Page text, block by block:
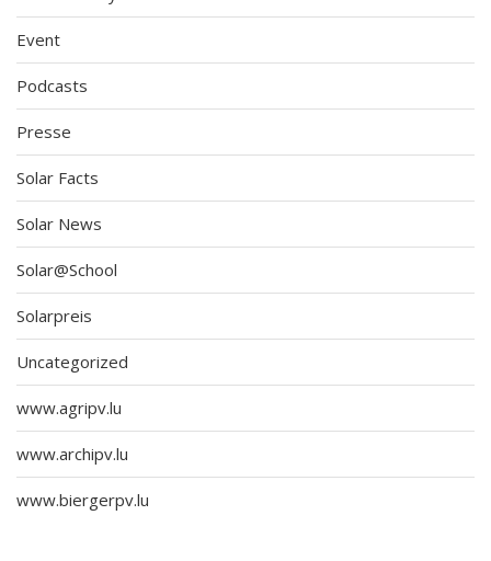
Event
Podcasts
Presse
Solar Facts
Solar News
Solar@School
Solarpreis
Uncategorized
www.agripv.lu
www.archipv.lu
www.biergerpv.lu